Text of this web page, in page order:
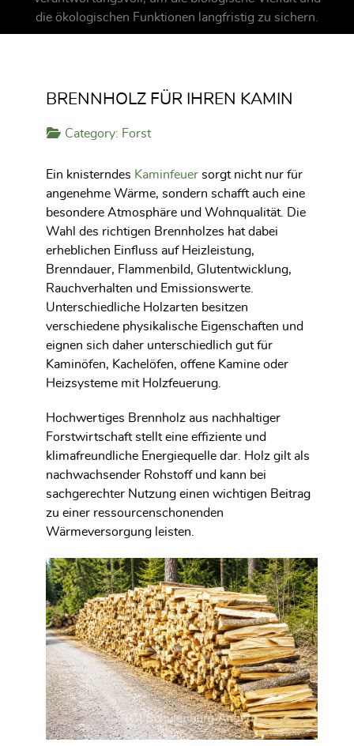
die ökologischen Funktionen langfristig zu sichern.
BRENNHOLZ FÜR IHREN KAMIN
Category: Forst
Ein knisterndes Kaminfeuer sorgt nicht nur für
angenehme Wärme, sondern schafft auch eine
besondere Atmosphäre und Wohnqualität. Die
Wahl des richtigen Brennholzes hat dabei
erheblichen Einfluss auf Heizleistung,
Brenndauer, Flammenbild, Glutentwicklung,
Rauchverhalten und Emissionswerte.
Unterschiedliche Holzarten besitzen
verschiedene physikalische Eigenschaften und
eignen sich daher unterschiedlich gut für
Kaminöfen, Kachelöfen, offene Kamine oder
Heizsysteme mit Holzfeuerung.
Hochwertiges Brennholz aus nachhaltiger
Forstwirtschaft stellt eine effiziente und
klimafreundliche Energiequelle dar. Holz gilt als
nachwachsender Rohstoff und kann bei
sachgerechter Nutzung einen wichtigen Beitrag
zu einer ressourcenschonenden
Wärmeversorgung leisten.